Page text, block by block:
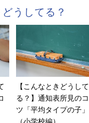
うしてる？
【こんなときどうして
る？】通知表所見のコ
ツ「平均タイプの子」
（小学校編）